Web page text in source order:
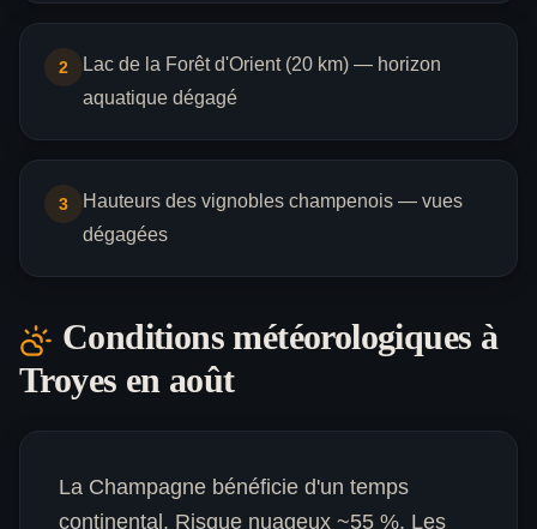
2
Lac de la Forêt d'Orient (20 km) — horizon
aquatique dégagé
3
Hauteurs des vignobles champenois — vues
dégagées
Conditions météorologiques à
Troyes en août
La Champagne bénéficie d'un temps
continental. Risque nuageux ~55 %. Les